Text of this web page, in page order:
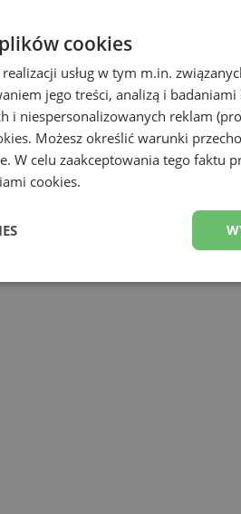
cookies
usług w tym m.in.
jego treści, analizą i badaniami
i niespersonalizowanych reklam
. Możesz określić warunki
W celu zaakceptowania tego faktu
cookies.